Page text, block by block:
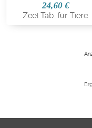
24,60 €
Zeel Tab. für Tiere